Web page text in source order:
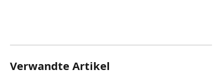
Verwandte Artikel